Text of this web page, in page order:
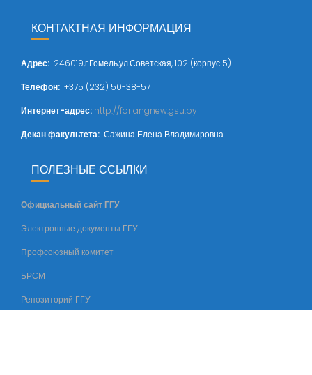
КОНТАКТНАЯ ИНФОРМАЦИЯ
Адрес: 246019,г.Гомель,ул.Советская, 102 (корпус 5)
Телефон: +375 (232) 50-38-57
Интернет-адрес: http://forlangnew.gsu.by
Декан факультета: Сажина Елена Владимировна
ПОЛЕЗНЫЕ ССЫЛКИ
Официальный сайт ГГУ
Электронные документы ГГУ
Профсоюзный комитет
БРСМ
Репозиторий ГГУ